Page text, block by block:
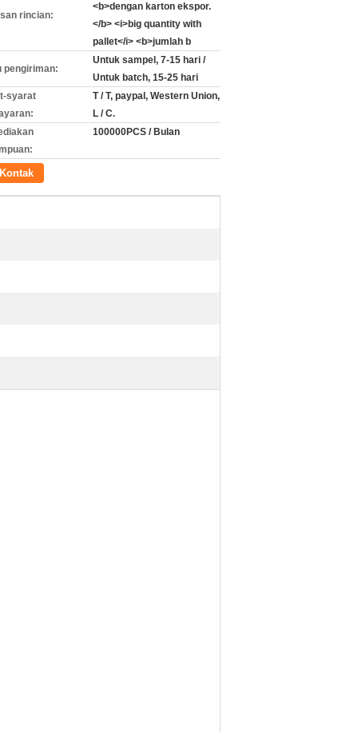
rincian:
<b>dengan karton ekspor.
</b> <i>big quantity with
pallet</i> <b>jumlah b
pengiriman:
Untuk sampel, 7-15 hari /
Untuk batch, 15-25 hari
syarat
T / T, paypal, Western Union,
L / C.
100000PCS / Bulan
Kontak